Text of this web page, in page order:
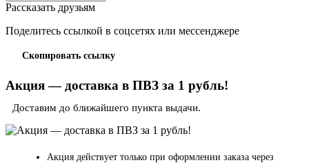
Рассказать друзьям
Поделитесь ссылкой в соцсетях или мессенджере
Скопировать ссылку
Акция — доставка в ПВЗ за 1 рубль!
Доставим до ближайшего пункта выдачи.
Акция действует только при оформлении заказа через